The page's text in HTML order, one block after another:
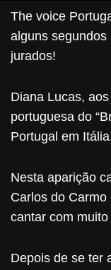
The voice
alguns
jurados!
Diana Lucas,
portuguesa do
Portugal em
Nesta aparição
Carlos do
cantar com
Depois de se ter